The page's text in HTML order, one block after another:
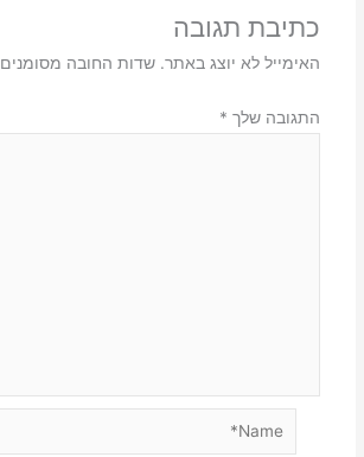
כתיבת תגובה
האימייל לא יוצג באתר. שדות החובה מסומנים
התגובה שלך *